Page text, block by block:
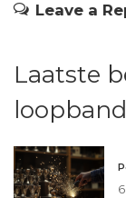
Leave a
Laatste
loopband